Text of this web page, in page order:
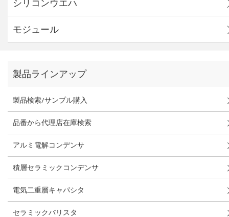
シリコンウエハ
モジュール
製品ラインアップ
製品検索/サンプル購入
品番から代理店在庫検索
アルミ電解コンデンサ
積層セラミックコンデンサ
電気二重層キャパシタ
セラミックバリスタ